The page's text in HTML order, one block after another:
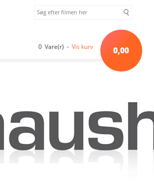
0 Vare(r) - Vis kurv 0,00
The Sub-Mariner - episode 10-13 [DVD]